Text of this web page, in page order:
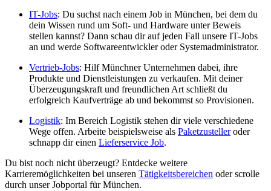
IT-Jobs: Du suchst nach einem Job in München, bei dem du
dein Wissen rund um Soft- und Hardware unter Beweis
stellen kannst? Dann schau dir auf jeden Fall unsere IT-Jobs
an und werde Softwareentwickler oder Systemadministrator.
Vertrieb-Jobs: Hilf Münchner Unternehmen dabei, ihre
Produkte und Dienstleistungen zu verkaufen. Mit deiner
Überzeugungskraft und freundlichen Art schließt du
erfolgreich Kaufverträge ab und bekommst so Provisionen.
Logistik: Im Bereich Logistik stehen dir viele verschiedene
Wege offen. Arbeite beispielsweise als Paketzustelleroder
schnapp dir einen Lieferservice Job.
Du bist noch nicht überzeugt? Entdecke weitere
Karrieremöglichkeiten bei unseren Tätigkeitsbereichen oder scrolle
durch unser Jobportal für München.